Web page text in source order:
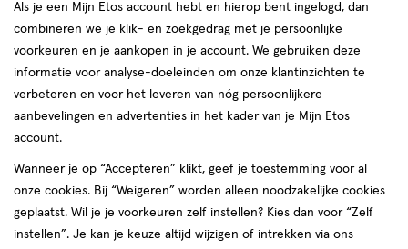
desbetreffende bestelling. Hier vind je het overzicht van je
bestelling. Je kunt hier een screenshot van maken of gebruik
maken van de afdruk functionaliteit van je browser.
Je hebt een e-mail ontvangen als bestelbevestiging. Je kunt
hier een screenshot van maken of je kunt in jouw e-mail zoals
Outlook of Gmail direct de bevestigingsmail uitprinten.
500+ winkels, altijd in de buurt
Trendingproducten en merken
Gratisbezorging vanaf €35
Als je een Mijn Etos account hebt en hierop bent ingelogd, dan
combineren we je klik- en zoekgedrag met je persoonlijke
voorkeuren en je aankopen in je account. We gebruiken deze
informatie voor analyse-doeleinden om onze klantinzichten te
verbeteren en voor het leveren van nóg persoonlijkere
aanbevelingen en advertenties in het kader van je Mijn Etos
account.
Wanneer je op “Accepteren” klikt, geef je toestemming voor al
onze cookies. Bij “Weigeren” worden alleen noodzakelijke cookies
geplaatst. Wil je je voorkeuren zelf instellen? Kies dan voor “Zelf
instellen”. Je kan je keuze altijd wijzigen of intrekken via ons